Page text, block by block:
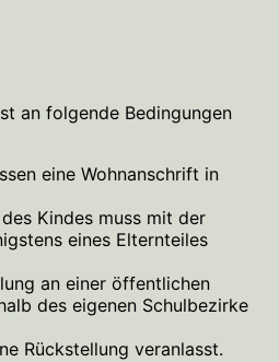
an folgende Bedingungen
eine Wohnanschrift in
Kindes muss mit der
eines Elternteiles
an einer öffentlichen
des eigenen Schulbezirke
Rückstellung veranlasst.